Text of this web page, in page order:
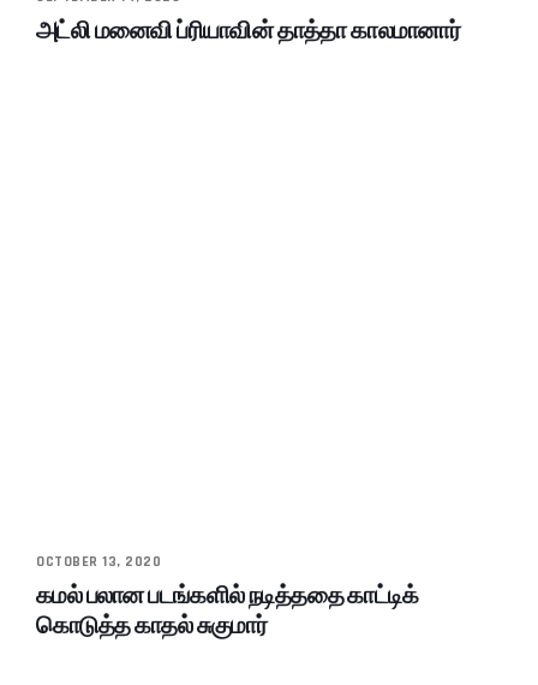
அட்லி மனைவி ப்ரியாவின் தாத்தா காலமானார்
OCTOBER 13, 2020
கமல் பலான படங்களில் நடித்ததை காட்டிக்
கொடுத்த காதல் சுகுமார்